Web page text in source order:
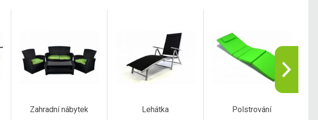
Zahradní nábytek Lehátka Polstrování